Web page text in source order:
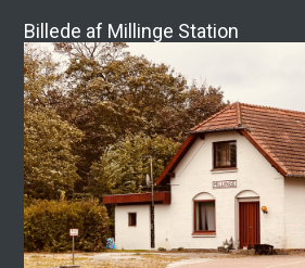
Billede af Millinge Station